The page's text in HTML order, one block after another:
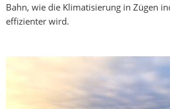
Bahn, wie die Klimatisierung in Zügen
effizienter wird.